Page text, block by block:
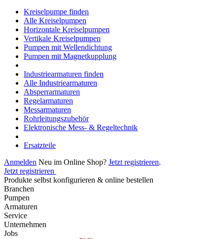
Kreiselpumpe finden
Alle Kreiselpumpen
Horizontale Kreiselpumpen
Vertikale Kreiselpumpen
Pumpen mit Wellendichtung
Pumpen mit Magnetkupplung
Industriearmaturen finden
Alle Industriearmaturen
Absperrarmaturen
Regelarmaturen
Messarmaturen
Rohrleitungszubehör
Elektronische Mess- & Regeltechnik
Ersatzteile
Anmelden Neu im Online Shop? Jetzt registrieren.
Jetzt registrieren
Produkte selbst konfigurieren & online bestellen
Branchen
Pumpen
Armaturen
Service
Unternehmen
Jobs